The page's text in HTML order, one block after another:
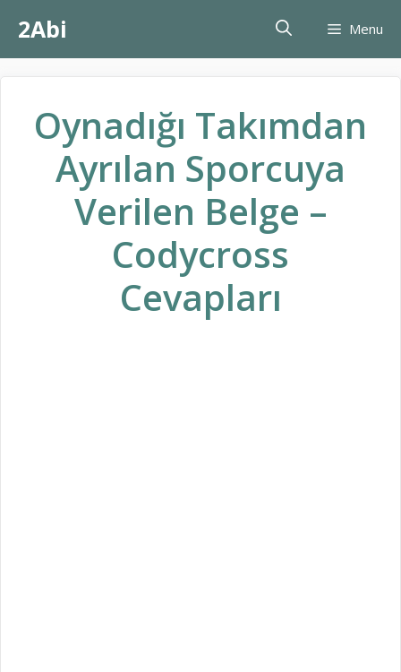
atla2Abi Menu
Oynadığı Takımdan
Ayrılan Sporcuya
Verilen Belge –
Codycross
Cevapları